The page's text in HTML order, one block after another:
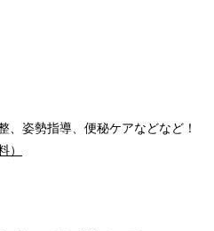
、姿勢指導、便秘ケアなどなど！
）